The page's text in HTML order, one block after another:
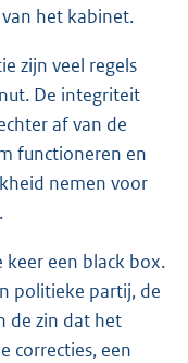
het kabinet.
zijn veel regels
De integriteit
af van de
functioneren en
nemen voor
keer een black box.
politieke partij, de
de zin dat het
correcties, een